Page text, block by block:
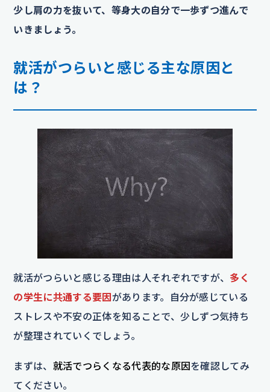
少し肩の力を抜いて、等身大の自分で一歩ずつ進んで
いきましょう。
就活がつらいと感じる主な原因と
は？
就活がつらいと感じる理由は人それぞれですが、 多く
の学生に共通する要因 があります。自分が感じている
ストレスや不安の正体を知ることで、少しずつ気持ち
が整理されていくでしょう。
まずは、 就活でつらくなる代表的な原因を確認してみ
てください。